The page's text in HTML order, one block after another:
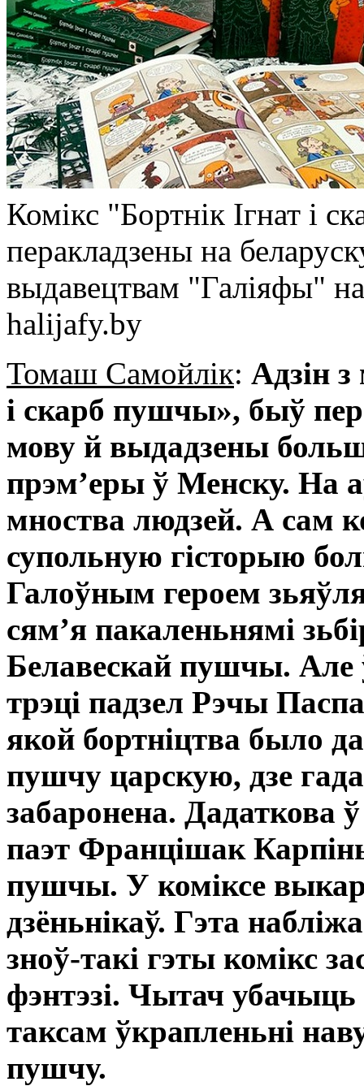
Комікс "Бортнік Ігнат і
перакладзены на
выдавецтвам "Галіяфы"
halijafy.by
Томаш Самойлік: Адзін з
і скарб пушчы», быў
мову й выдадзены
прэм’еры ў Менску. На
мноства людзей. А сам
супольную гісторыю
Галоўным героем
сям’я пакаленьнямі
Белавескай пушчы. Але
трэці падзел Рэчы
якой бортніцтва было
пушчу царскую, дзе
забаронена. Дадаткова
паэт Францішак
пушчы. У коміксе
дзёньнікаў. Гэта
зноў-такі гэты комікс
фэнтэзі. Чытач
таксам ўкрапленьні
пушчу.